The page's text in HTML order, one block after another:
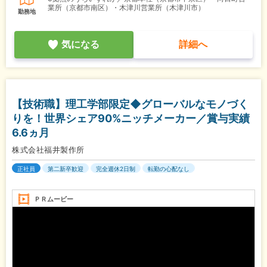
勤務地
業所（京都市南区）・木津川営業所（木津川市）
気になる 詳細へ
【技術職】理工学部限定◆グローバルなモノづく
りを！世界シェア90%ニッチメーカー／賞与実績
6.6ヵ月
株式会社福井製作所
正社員 第二新卒歓迎 完全週休2日制 転勤の心配なし
ＰＲムービー